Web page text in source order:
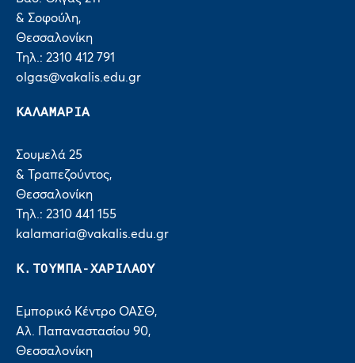
& Σοφούλη,
Θεσσαλονίκη
Τηλ.: 2310 412 791
olgas@vakalis.edu.gr
ΚΑΛΑΜΑΡΙΑ
Σουμελά 25
& Τραπεζούντος,
Θεσσαλονίκη
Τηλ.: 2310 441 155
kalamaria@vakalis.edu.gr
Κ.ΤΟΥΜΠΑ-ΧΑΡΙΛΑΟΥ
Εμπορικό Κέντρο ΟΑΣΘ,
Αλ. Παπαναστασίου 90,
Θεσσαλονίκη